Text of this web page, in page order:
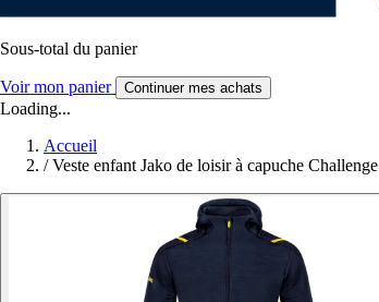
Sous-total du panier
Voir mon panier Continuer mes achats
Loading...
Accueil
/ Veste enfant Jako de loisir à capuche Challenge